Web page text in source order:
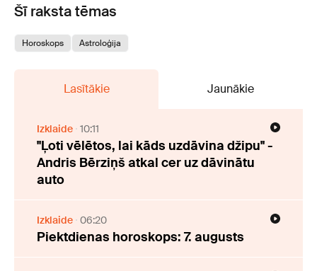
Šī raksta tēmas
Horoskops Astroloģija
Lasītākie Jaunākie
Izklaide 10:11
"Ļoti vēlētos, lai kāds uzdāvina džipu" -
Andris Bērziņš atkal cer uz dāvinātu
auto
Izklaide 06:20
Piektdienas horoskops: 7. augusts